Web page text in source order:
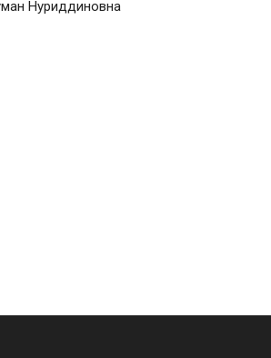
Нуриддиновна